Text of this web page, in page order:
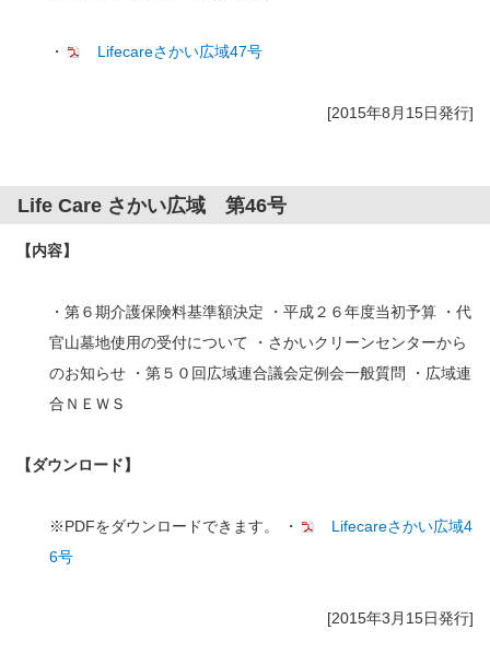
・ Lifecareさかい広域47号
[2015年8月15日発行]
Life Care さかい広域 第46号
【内容】
・第６期介護保険料基準額決定 ・平成２６年度当初予算 ・代
官山墓地使用の受付について ・さかいクリーンセンターから
のお知らせ ・第５０回広域連合議会定例会一般質問 ・広域連
合ＮＥＷＳ
【ダウンロード】
※PDFをダウンロードできます。 ・
Lifecareさかい広域4
6号
[2015年3月15日発行]